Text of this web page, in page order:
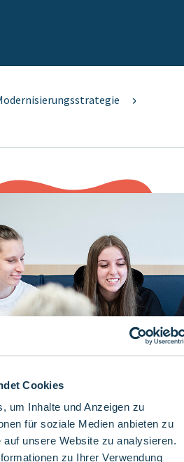
Cookies
um Inhalte und Anzeigen zu
für soziale Medien anbieten zu
auf unsere Website zu analysieren.
zu Ihrer Verwendung